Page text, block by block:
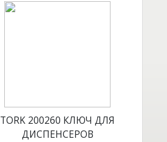
TORK 200260 КЛЮЧ ДЛЯ
ДИСПЕНСЕРОВ